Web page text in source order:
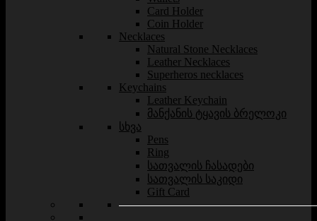
Card Holder
Coin Holder
Necklaces
Natural Stone Necklaces
Leather Necklaces
Superheros necklaces
Keychains
Leather Keychain
მანქანის ტყავის ბრელოკი
სხვა
Pens
Ring
სათვალის ჩასადები
სათვალის საკიდი
Gift Card